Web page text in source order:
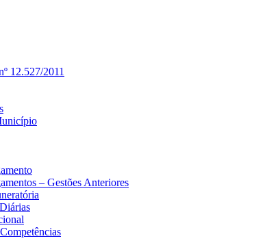
12.527/2011
– Gestões Anteriores